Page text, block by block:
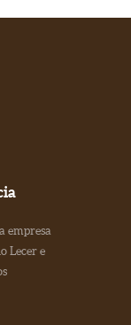
empresa
Lecer e